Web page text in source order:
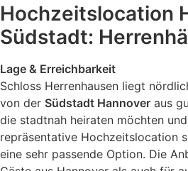
Hochzeitslocation
Südstadt:
Lage & Erreichbarkeit
Schloss Herrenhausen liegt
von der Südstadt Hannover aus
die stadtnah heiraten möchten
repräsentative Hochzeitslocation
eine sehr passende Option. Die